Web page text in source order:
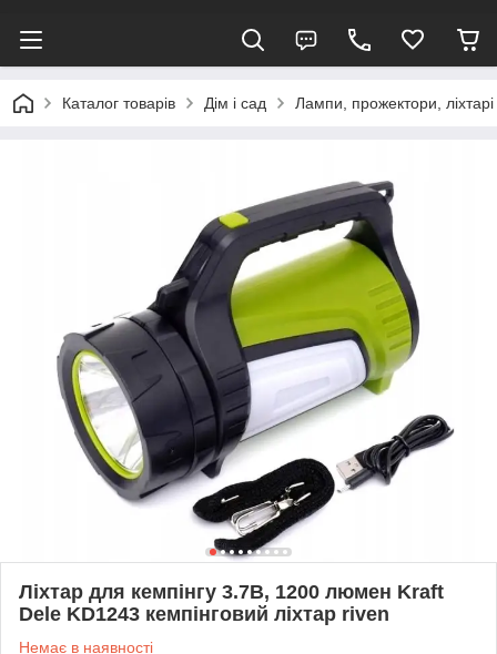
Каталог товарів Дім і сад Лампи, прожектори, ліхтарі
Ліхтар для кемпінгу 3.7В, 1200 люмен Kraft
Dele KD1243 кемпінговий ліхтар riven
Немає в наявності